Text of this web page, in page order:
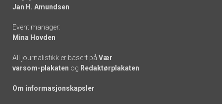
Jan H. Amundsen
Event manager:
Mina Hovden
All journalistikk er basert på Vær
varsom-plakaten og Redaktørplakaten
Om informasjonskapsler